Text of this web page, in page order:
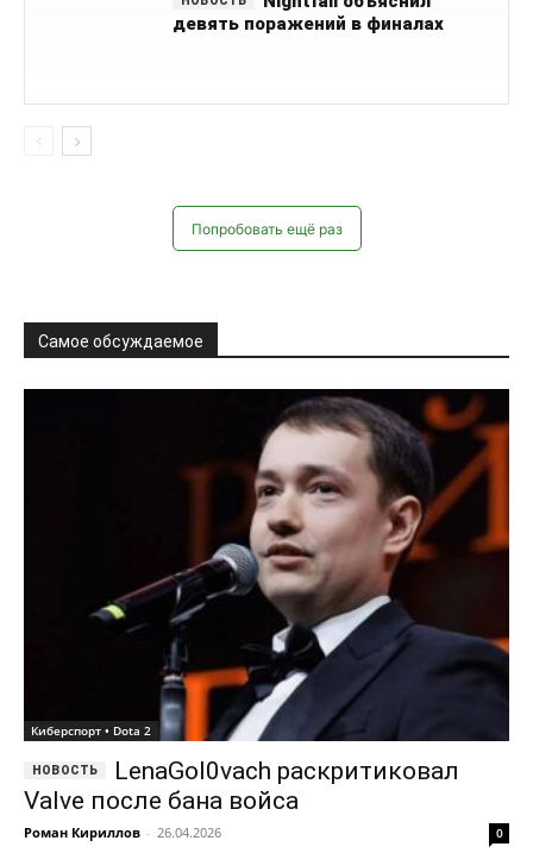
девять поражений в финалах
Попробовать ещё раз
Самое обсуждаемое
Киберспорт • Dota 2
LenaGol0vach раскритиковал
Valve после бана войса
Роман Кириллов - 26.04.2026 0